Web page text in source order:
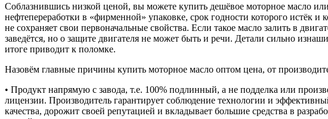
Соблазнившись низкой ценой, вы можете купить дешёвое моторное масло
нефтепереработки в «фирменной» упаковке, срок годности которого истёк и
не сохраняет свои первоначальные свойства. Если такое масло залить в
заведётся, но о защите двигателя не может быть и речи. Детали сильно
итоге приводит к поломке.
Назовём главные причины купить моторное масло оптом цена, от
• Продукт напрямую с завода, т.е. 100% подлинный, а не подделка или
лицензии. Производитель гарантирует соблюдение технологии и
качества, дорожит своей репутацией и вкладывает большие средства в